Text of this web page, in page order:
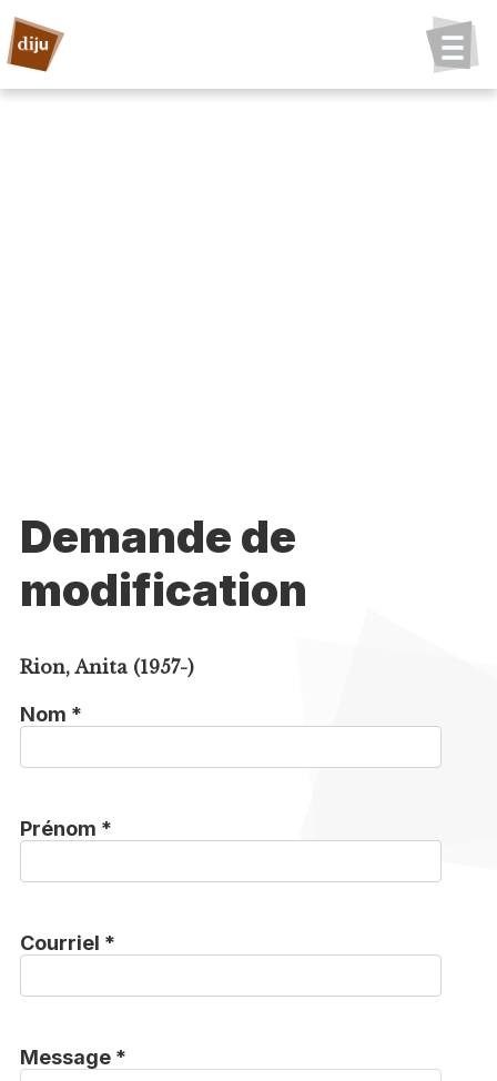
Demande de
modification
Rion, Anita (1957-)
Nom *
Prénom *
Courriel *
Message *